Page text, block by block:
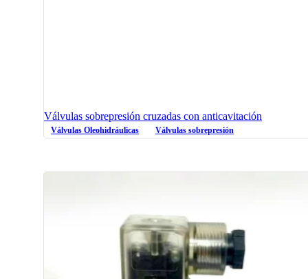
Válvulas sobrepresión cruzadas con anticavitación
Válvulas Oleohidráulicas Válvulas sobrepresión